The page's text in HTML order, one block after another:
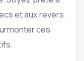
et aux revers.
ces